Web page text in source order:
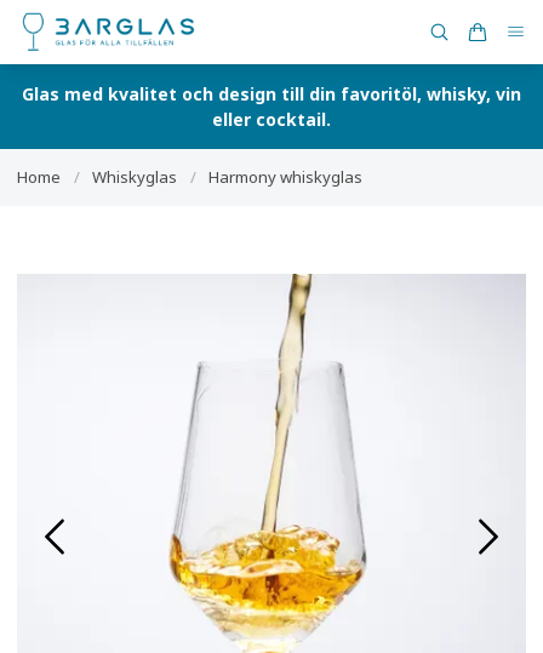
Glas med kvalitet och design till din favoritöl, whisky, vin
eller cocktail.
Home / Whiskyglas / Harmony whiskyglas